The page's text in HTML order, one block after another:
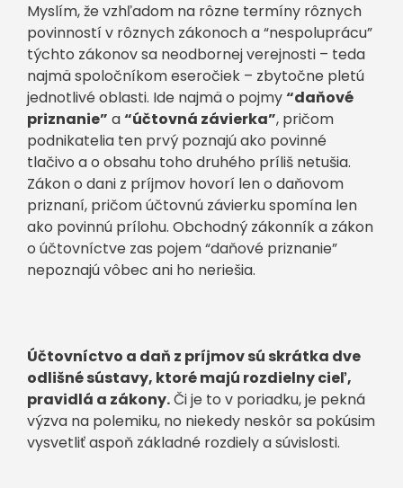
Myslím, že vzhľadom na rôzne termíny rôznych
povinností v rôznych zákonoch a “nespoluprácu”
týchto zákonov sa neodbornej verejnosti – teda
najmä spoločníkom eseročiek – zbytočne pletú
jednotlivé oblasti. Ide najmä o pojmy“daňové
priznanie” a“účtovná závierka”, pričom
podnikatelia ten prvý poznajú ako povinné
tlačivo a o obsahu toho druhého príliš netušia.
Zákon o dani z príjmov hovorí len o daňovom
priznaní, pričom účtovnú závierku spomína len
ako povinnú prílohu. Obchodný zákonník a zákon
o účtovníctve zas pojem “daňové priznanie”
nepoznajú vôbec ani ho neriešia.
Účtovníctvo a daň z príjmov sú skrátka dve
odlišné sústavy, ktoré majú rozdielny cieľ,
pravidlá a zákony.Či je to v poriadku, je pekná
výzva na polemiku, no niekedy neskôr sa pokúsim
vysvetliť aspoň základné rozdiely a súvislosti.